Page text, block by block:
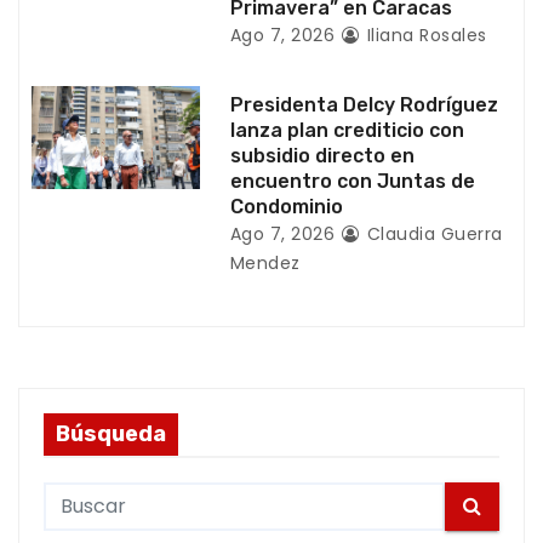
Primavera” en Caracas
Ago 7, 2026 Iliana Rosales
Presidenta Delcy Rodríguez
lanza plan crediticio con
subsidio directo en
encuentro con Juntas de
Condominio
Ago 7, 2026
Claudia Guerra
Mendez
Búsqueda